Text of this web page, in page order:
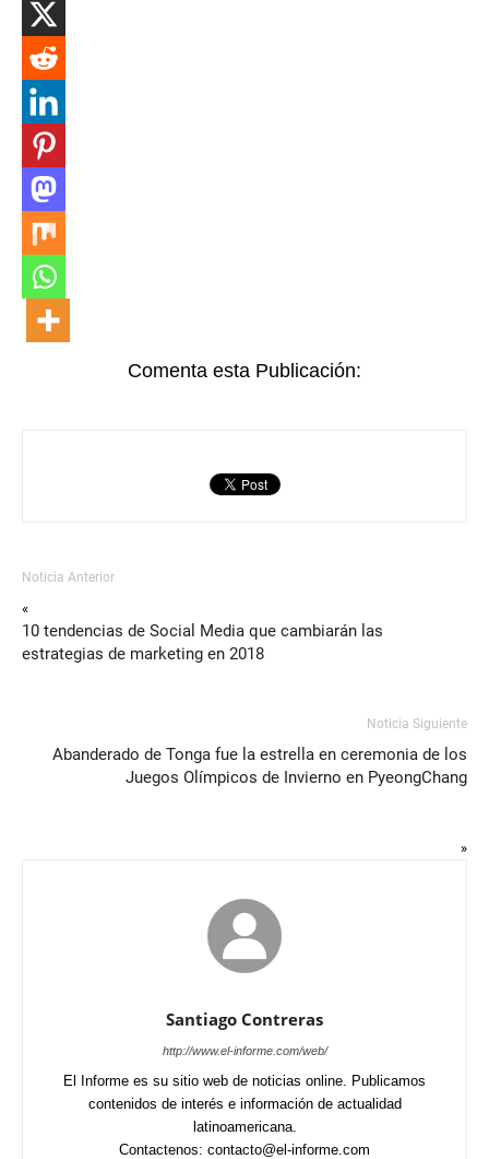
Comenta esta Publicación:
Noticia Anterior
«
10 tendencias de Social Media que cambiarán las
estrategias de marketing en 2018
Noticia Siguiente
Abanderado de Tonga fue la estrella en ceremonia de los
Juegos Olímpicos de Invierno en PyeongChang
»
Santiago Contreras
http://www.el-informe.com/web/
El Informe es su sitio web de noticias online. Publicamos
contenidos de interés e información de actualidad
latinoamericana.
Contactenos: contacto@el-informe.com